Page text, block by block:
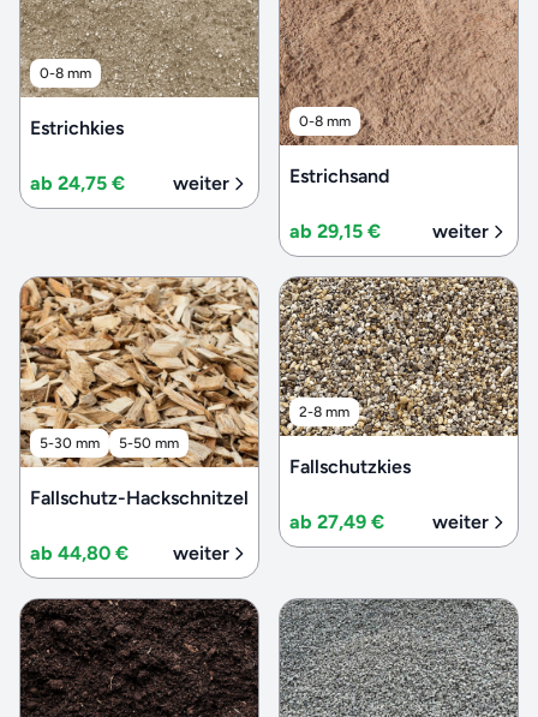
0-8 mm
Estrichkies
ab 24,75 € weiter
0-8 mm
Estrichsand
ab 29,15 € weiter
5-30 mm 5-50 mm
Fallschutz-Hackschnitzel
ab 44,80 € weiter
2-8 mm
Fallschutzkies
ab 27,49 € weiter